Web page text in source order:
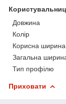
Довжина
Колір
Корисна ширина
Загальна
Тип профілю
Приховати